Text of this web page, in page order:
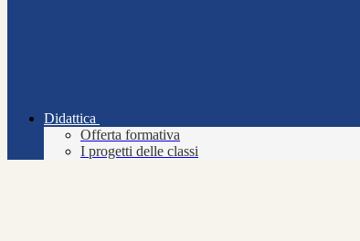
Didattica
Offerta formativa
I progetti delle classi